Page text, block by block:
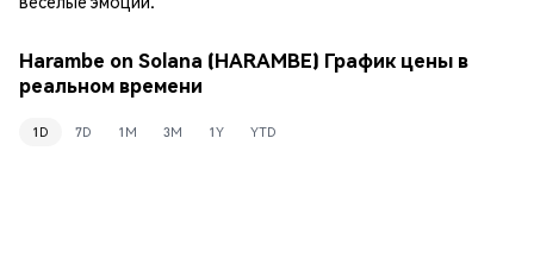
Harambe on Solana (HARAMBE) График цены в
реальном времени
1D 7D 1M 3M 1Y YTD